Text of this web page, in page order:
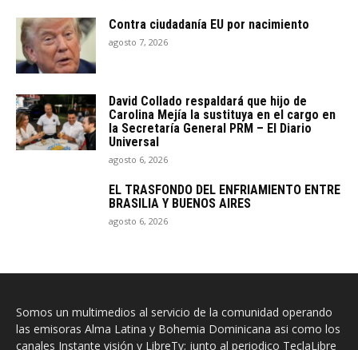
Contra ciudadanía EU por nacimiento
agosto 7, 2026
David Collado respaldará que hijo de
Carolina Mejía la sustituya en el cargo en
la Secretaría General PRM – El Diario
Universal
agosto 6, 2026
EL TRASFONDO DEL ENFRIAMIENTO ENTRE
BRASILIA Y BUENOS AIRES
agosto 6, 2026
Somos un multimedios al servicio de la comunidad operando
las emisoras Alma Latina y Bohemia Dominicana asi como los
canales Instante visión y LibreTv; junto al periodico TeclaLibre